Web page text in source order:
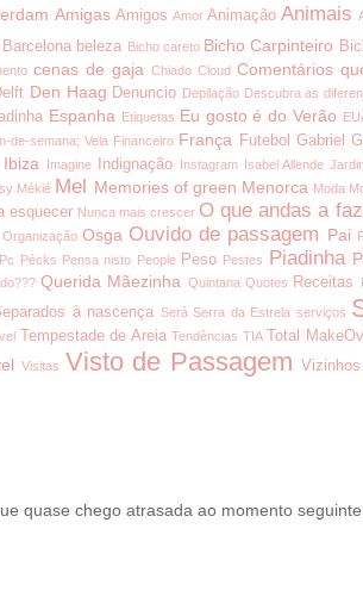
Amigas Amigos Amor Animação Animais
Barcelona beleza Bicho careto Bicho Carpinteiro
cenas de gaja Chiado Cloud Comentários
Den Haag Denuncio Depilação Descubra as
Espanha Etiquetas Eu gosto é do Verão
de-semana; Vela Financeiro França Futebol Gabriel
Ibiza Imagine Indignação Instagram Isabel Allende
Mékié Mel Memories of green Menorca Moda
esquecer Nunca mais crescer O que andas a
Organização Osga Ouvido de passagem Pai
Pc Pécks Pensa nisto People Peso Pestes Piadinha
Querida Mãezinha Quintana Quotes Receitas
à nascença Será Serra da Estrela serviços
Tempestade de Areia Tendências TIA Total
Visitas Visto de Passagem Vizinhos
quase chego atrasada ao momento seguinte